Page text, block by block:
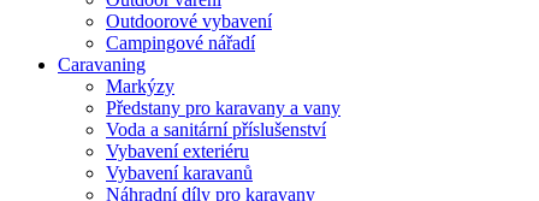
Outdoorové vybavení
Campingové nářadí
Caravaning
Markýzy
Předstany pro karavany a vany
Voda a sanitární příslušenství
Vybavení exteriéru
Vybavení karavanů
Náhradní díly pro karavany